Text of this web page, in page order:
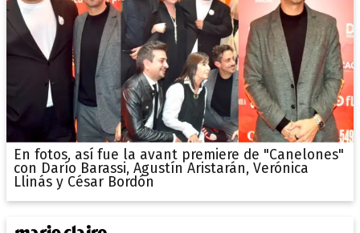
En fotos, así fue la avant premiere de "Canelones"
con Darío Barassi, Agustín Aristarán, Verónica
Llinás y César Bordón